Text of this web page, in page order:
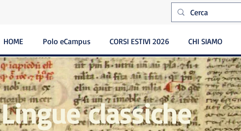
HOME Polo eCampus CORSI ESTIVI 2026 CHI SIAMO
Lingue classiche